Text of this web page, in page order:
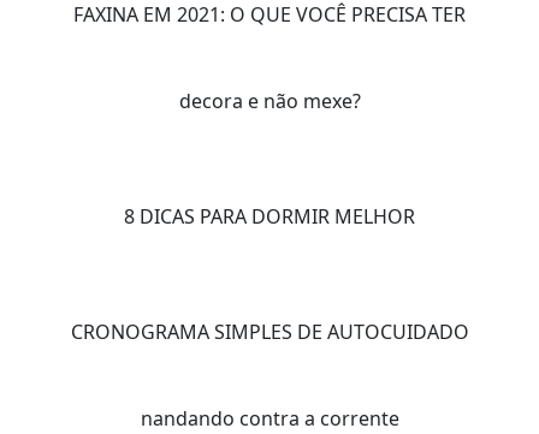
FAXINA EM 2021: O QUE VOCÊ PRECISA TER
decora e não mexe?
8 DICAS PARA DORMIR MELHOR
CRONOGRAMA SIMPLES DE AUTOCUIDADO
nandando contra a corrente